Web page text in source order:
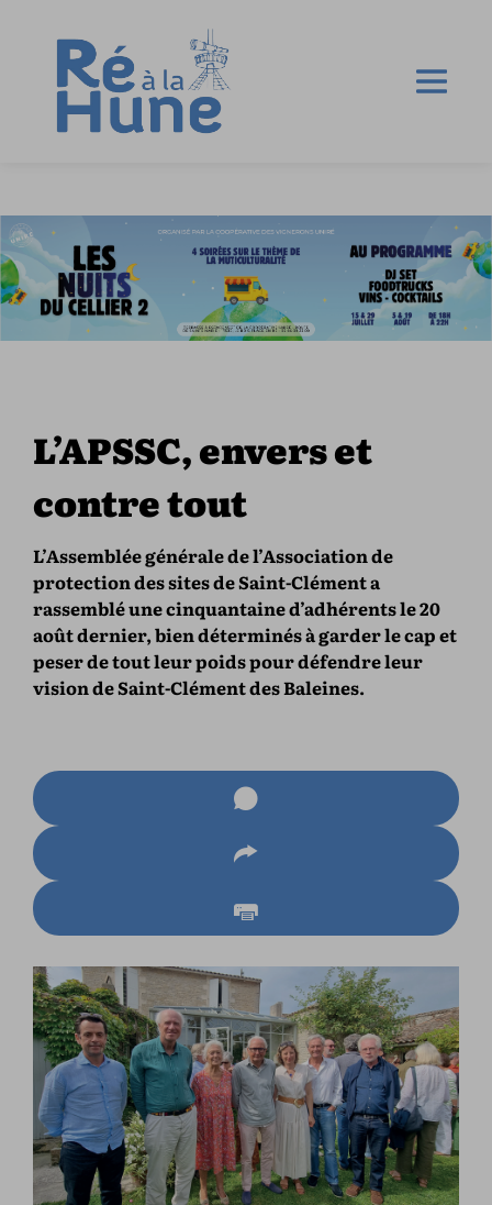
L’APSSC, envers et
contre tout
L’Assemblée générale de l’Association de
protection des sites de Saint-Clément a
rassemblé une cinquantaine d’adhérents le 20
août dernier, bien déterminés à garder le cap et
peser de tout leur poids pour défendre leur
vision de Saint-Clément des Baleines.